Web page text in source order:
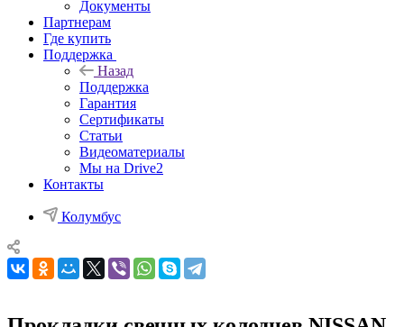
Документы
Партнерам
Где купить
Поддержка
Назад
Поддержка
Гарантия
Сертификаты
Статьи
Видеоматериалы
Мы на Drive2
Контакты
Колумбус